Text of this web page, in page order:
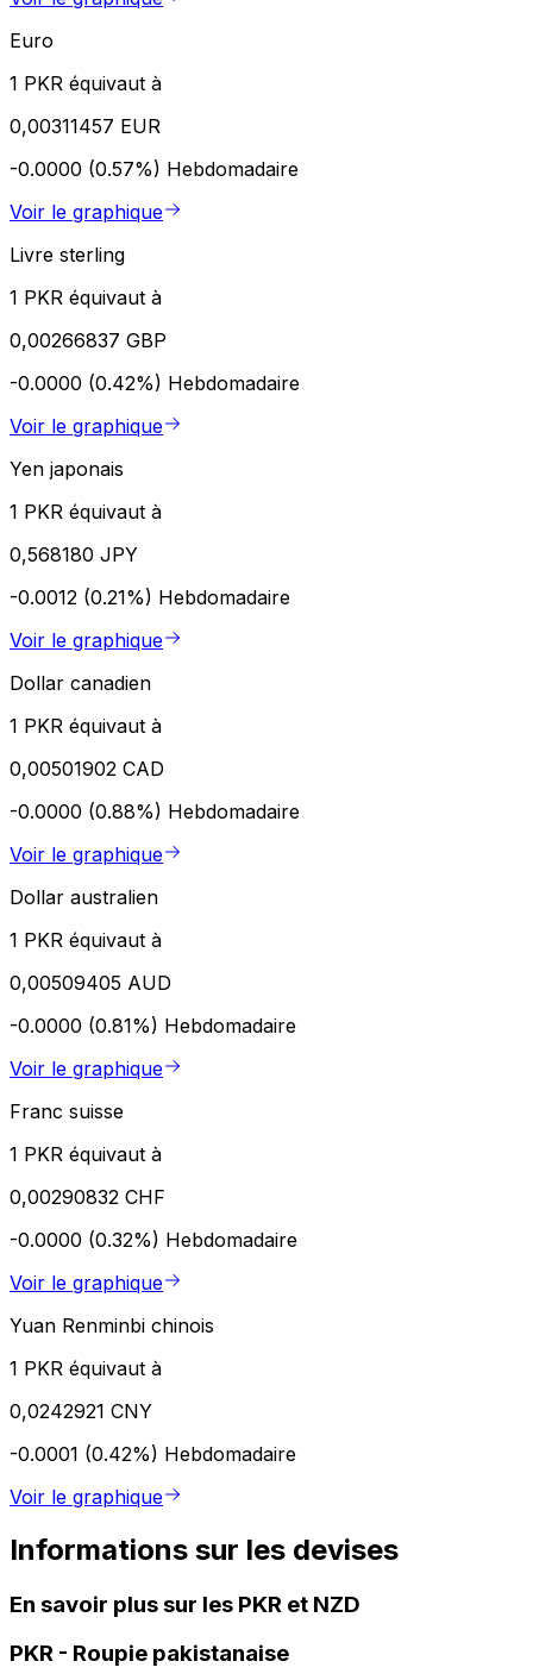
Euro
1 PKR équivaut à
0,00311457 EUR
-0.0000 (0.57%) Hebdomadaire
Voir le graphique
Livre sterling
1 PKR équivaut à
0,00266837 GBP
-0.0000 (0.42%) Hebdomadaire
Voir le graphique
Yen japonais
1 PKR équivaut à
0,568180 JPY
-0.0012 (0.21%) Hebdomadaire
Voir le graphique
Dollar canadien
1 PKR équivaut à
0,00501902 CAD
-0.0000 (0.88%) Hebdomadaire
Voir le graphique
Dollar australien
1 PKR équivaut à
0,00509405 AUD
-0.0000 (0.81%) Hebdomadaire
Voir le graphique
Franc suisse
1 PKR équivaut à
0,00290832 CHF
-0.0000 (0.32%) Hebdomadaire
Voir le graphique
Yuan Renminbi chinois
1 PKR équivaut à
0,0242921 CNY
-0.0001 (0.42%) Hebdomadaire
Voir le graphique
Informations sur les devises
En savoir plus sur les PKR et NZD
PKR - Roupie pakistanaise